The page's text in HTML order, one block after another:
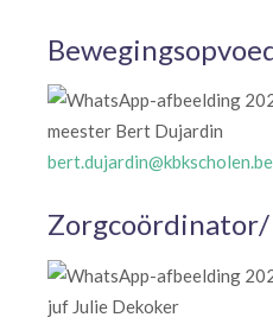
meester Bert Dujardin
bert.dujardin@kbkscholen.be
juf Julie Dekoker